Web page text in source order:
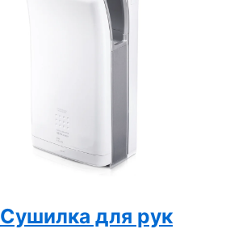
Сушилка для рук